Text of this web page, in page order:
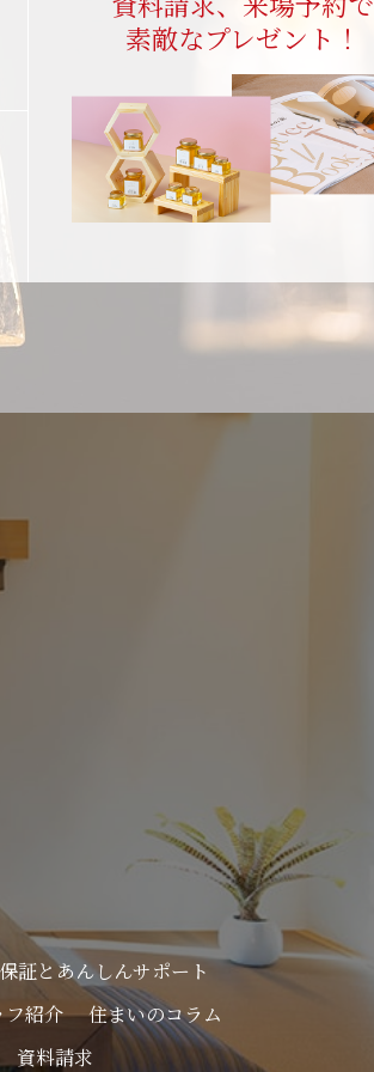
素敵なプレゼント！
保証とあんしんサポート
フ紹介
住まいのコラム
資料請求